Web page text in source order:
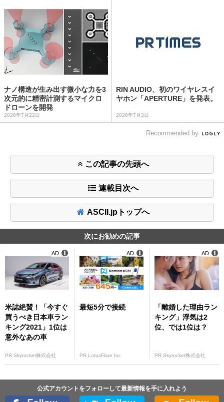
ナノ構造が生み出す微小な力を3
次元的に精密計測するマイクロ
ドローンを開発
2026年7月22日
RIN AUDIO、初のワイヤレスイ
ヤホン「APERTURE」を発表。
2026年7月3日
Recommended by
この記事の先頭へ
連載目次へ
ASCII.jpトップへ
次にお勧めの記事
米誌絶賛！「今すぐ
買うべき日本車ラン
キング2021」1位は
意外なあの車
PR Skyrocket株式会社
AD
最短5分で接続
PR LotusFlare Inc
AD
「離婚した理由ラン
キング」浮気は2
位、では1位は？
PR Skyrocket株式会社
AD
公式アカウントをフォローして最新情報を手に入れよう